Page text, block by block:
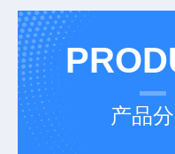
产品